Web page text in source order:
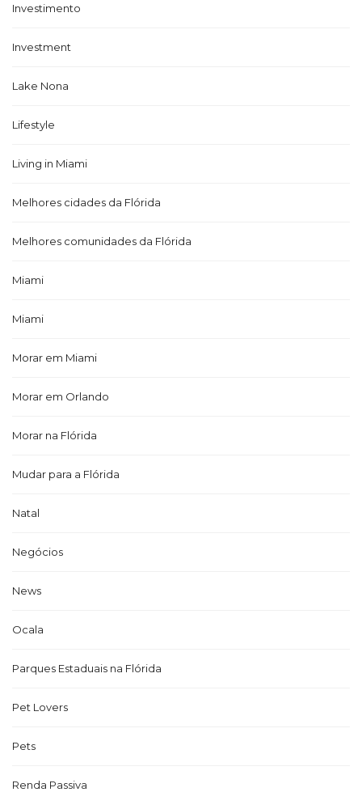
Investimento
Investment
Lake Nona
Lifestyle
Living in Miami
Melhores cidades da Flórida
Melhores comunidades da Flórida
Miami
Miami
Morar em Miami
Morar em Orlando
Morar na Flórida
Mudar para a Flórida
Natal
Negócios
News
Ocala
Parques Estaduais na Flórida
Pet Lovers
Pets
Renda Passiva